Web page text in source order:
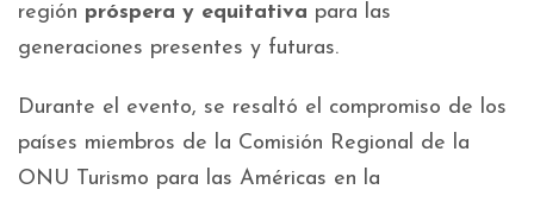
región próspera y equitativa para las
generaciones presentes y futuras.
Durante el evento, se resaltó el compromiso de los
países miembros de la Comisión Regional de la
ONU Turismo para las Américas en la